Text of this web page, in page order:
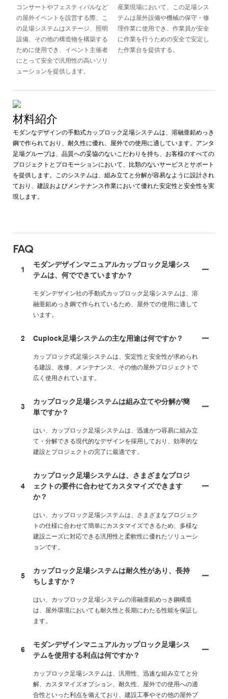
コンサートやフェスティバルなど
の屋外イベントを設営する際、こ
の足場システムはステージ、照明
設備、その他の構造物を構築する
ために使用でき、イベント主催者
にとって安全で汎用性の高いソリ
ューションを提供します。
産業現場において、この足場シス
テムは屋外設備や機械の保守・修
理作業に使用でき、作業員が安全
に作業を行うための安全で安定し
た作業台を提供する。
材料紹介
モダンなデザインの手動式カップロック足場システムは、溶融亜鉛めっき
鋼で作られており、耐久性に優れ、屋外での使用に適しています。アンタ
足場グループは、品質への妥協のないこだわりを持ち、お客様のすべての
プロジェクトとプロモーションにおいて、比類のないサービスとサポート
を提供します。このシステムは、組み立てと分解が容易なように設計され
ており、建設およびメンテナンス作業において優れた安定性と安全性を実
現します。
FAQ
1
モダンデザインマニュアルカップロック足場シス
テムは、何でできていますか？
モダンデザイン社の手動式カップロック足場システムは、溶
融亜鉛めっき鋼で作られているため、屋外での使用に適して
います。
2 Cuplock足場システムの主な用途は何ですか？
カップロック式足場システムは、安定性と安全性が求められ
る建設、改修、メンテナンス、その他の屋外プロジェクトで
広く使用されています。
3
カップロック足場システムは組み立てや分解が簡
単ですか？
はい、カップロック足場システムは、迅速かつ容易に組み立
て・分解できる現代的なデザインを採用しており、効率的な
建設とプロジェクトの完了に最適です。
4
カップロック足場システムは、さまざまなプロジ
ェクトの要件に合わせてカスタマイズできます
か？
はい、カップロック足場システムは、さまざまなプロジェク
トの仕様に合わせて簡単にカスタマイズできるため、多様な
建設ニーズに対応できる汎用性と柔軟性に優れたソリューシ
ョンです。
5
カップロック足場システムは耐久性があり、長持
ちしますか？
はい、カップロック足場システムの溶融亜鉛めっき鋼構造
は、屋外環境においても耐久性と長期にわたる性能を保証し
ます。
6
モダンデザインマニュアルカップロック足場シス
テムを使用する利点は何ですか？
カップロック足場システムは、汎用性、迅速な組み立てと分
解、カスタマイズオプション、耐久性、屋外での使用への適
合性といった利点を備えており、建設工事やその他の屋外プ